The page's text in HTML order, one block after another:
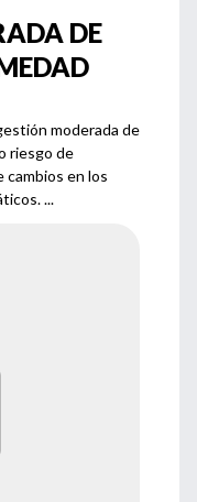
DE
moderada de
riesgo de
cambios en los
...